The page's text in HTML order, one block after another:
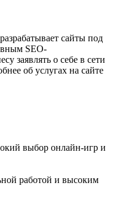
сайты под
SEO-
заявлять о себе в сети
об услугах на сайте
выбор онлайн-игр и
работой и высоким